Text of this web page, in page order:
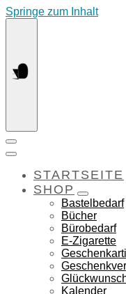
Springe zum Inhalt
STARTSEITE
SHOP
Bastelbedarf
Bücher
Bürobedarf
E-Zigarette
Kalender